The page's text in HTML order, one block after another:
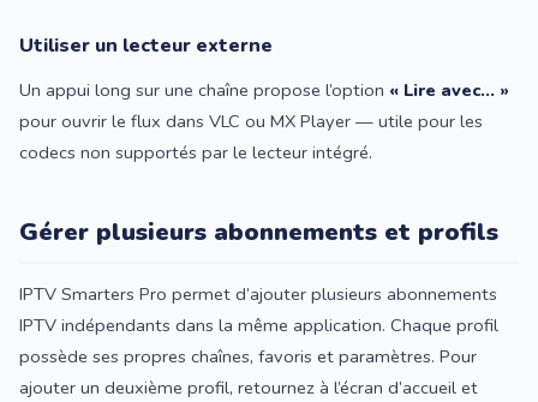
Utiliser un lecteur externe
Un appui long sur une chaîne propose l’option « Lire avec… »
pour ouvrir le flux dans VLC ou MX Player — utile pour les
codecs non supportés par le lecteur intégré.
Gérer plusieurs abonnements et profils
IPTV Smarters Pro permet d’ajouter plusieurs abonnements
IPTV indépendants dans la même application. Chaque profil
possède ses propres chaînes, favoris et paramètres. Pour
ajouter un deuxième profil, retournez à l’écran d’accueil et